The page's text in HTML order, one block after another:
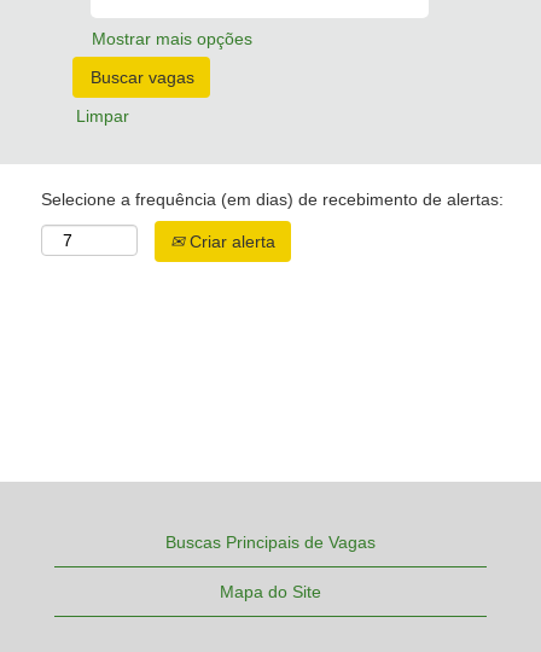
Mostrar mais opções
Limpar
Selecione a frequência (em dias) de recebimento de alertas:
Criar alerta
Buscas Principais de Vagas
Mapa do Site